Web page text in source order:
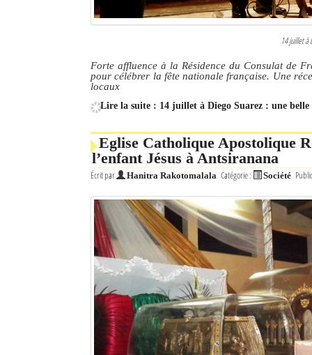
14 juillet à
Forte affluence à la Résidence du Consulat de
pour célébrer la fête nationale française. Une
locaux
Lire la suite : 14 juillet à Diego Suarez : une belle
Eglise Catholique Apostolique
l’enfant Jésus à Antsiranana
Écrit par Hanitra Rakotomalala Catégorie : Société